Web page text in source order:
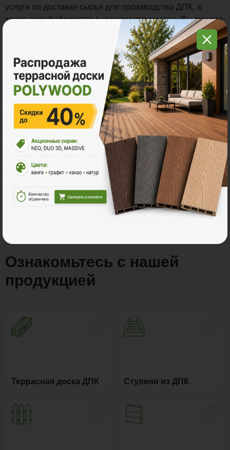
услуги по доставке сырья для производства ДПК, а
также полуфабрикатов в нужном количестве. Вы можете
связаться с менеджерами по телефону или отправить
предложения на E-mail. Информация для связи в
разделе
Ознакомьтесь с нашей
продукцией
Террасная доска ДПК Ступени из ДПК